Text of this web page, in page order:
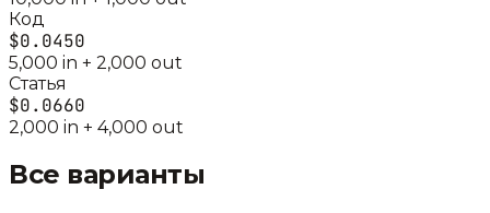
Код
$0.0450
5,000 in + 2,000 out
Статья
$0.0660
2,000 in + 4,000 out
Все варианты